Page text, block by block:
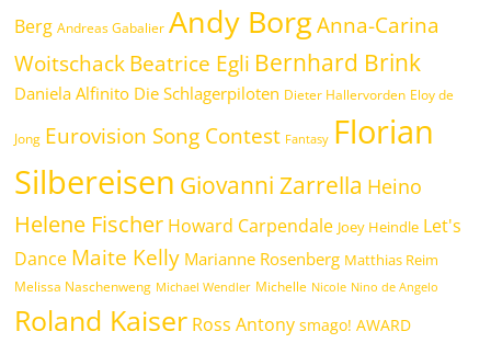
Berg Andreas Gabalier Andy Borg Anna-Carina
WoitschackBeatrice Egli Bernhard Brink
Daniela Alfinito Die Schlagerpiloten Dieter Hallervorden Eloy de
Jong Eurovision Song Contest Fantasy Florian
Silbereisen Giovanni Zarrella Heino
Helene Fischer Howard Carpendale Joey Heindle Let's
Dance Maite Kelly Marianne Rosenberg Matthias Reim
Melissa Naschenweng Michael Wendler Michelle Nicole Nino de Angelo
Roland Kaiser Ross Antony smago! AWARD